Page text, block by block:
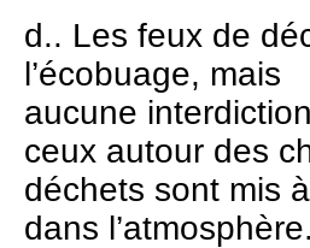
d.. Les feux de
l’écobuage, mais
aucune
ceux autour des
déchets sont mis
dans l’atmosphère.